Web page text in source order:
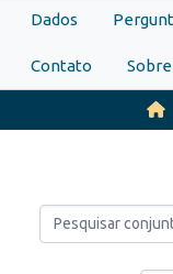
Dados
Contato